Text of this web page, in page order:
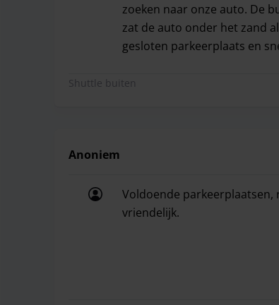
zoeken naar onze auto. De
zat de auto onder het zand
gesloten parkeerplaats en
Shuttle buiten
Anoniem
Voldoende parkeerplaatsen,
vriendelijk.